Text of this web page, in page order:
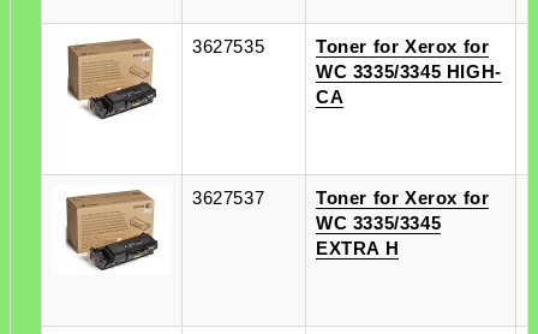
3627535
Toner for Xerox for
WC 3335/3345 HIGH-
CA
3627537
Toner for Xerox for
WC 3335/3345
EXTRA H